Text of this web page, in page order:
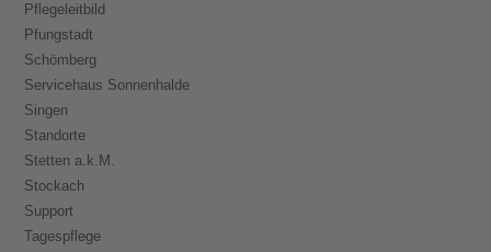
Pflegeleitbild
Pfungstadt
Schömberg
Servicehaus Sonnenhalde
Singen
Standorte
Stetten a.k.M.
Stockach
Support
Tagespflege